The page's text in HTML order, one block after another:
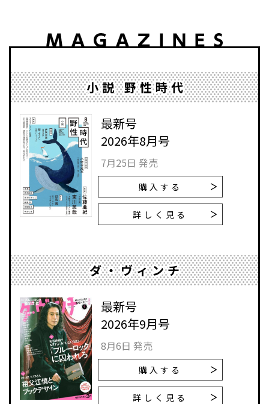
小説 野性時代
最新号
2026年8月号
7月25日 発売
購入する
詳しく見る
ダ・ヴィンチ
最新号
2026年9月号
8月6日 発売
購入する
詳しく見る